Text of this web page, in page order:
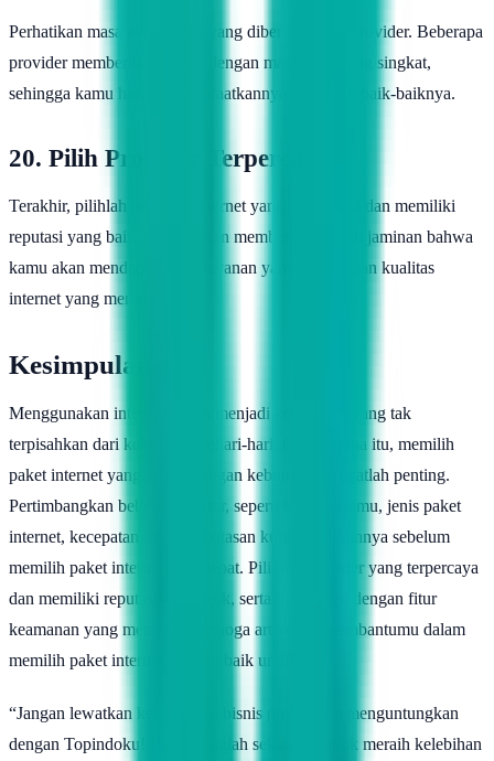
Perhatikan masa aktif bonus yang diberikan oleh provider. Beberapa
provider memberikan bonus dengan masa aktif yang singkat,
sehingga kamu harus memanfaatkannya dengan sebaik-baiknya.
20. Pilih Provider Terpercaya
Terakhir, pilihlah provider internet yang terpercaya dan memiliki
reputasi yang baik. Hal ini akan memberikan kamu jaminan bahwa
kamu akan mendapatkan pelayanan yang terbaik dan kualitas
internet yang memuaskan.
Kesimpulan
Menggunakan internet sudah menjadi kebutuhan yang tak
terpisahkan dari kehidupan sehari-hari. Oleh karena itu, memilih
paket internet yang sesuai dengan kebutuhan sangatlah penting.
Pertimbangkan beberapa faktor, seperti kebutuhanmu, jenis paket
internet, kecepatan internet, batasan kuota, dan lainnya sebelum
memilih paket internet yang tepat. Pilihlah provider yang terpercaya
dan memiliki reputasi yang baik, serta dilengkapi dengan fitur
keamanan yang memadai. Semoga artikel ini membantumu dalam
memilih paket internet yang terbaik untukmu.
“Jangan lewatkan kesempatan bisnis pulsa yang menguntungkan
dengan Topindoku! Bergabunglah sekarang untuk meraih kelebihan